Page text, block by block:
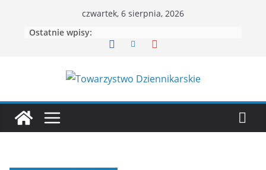
czwartek, 6 sierpnia, 2026
Ostatnie wpisy: